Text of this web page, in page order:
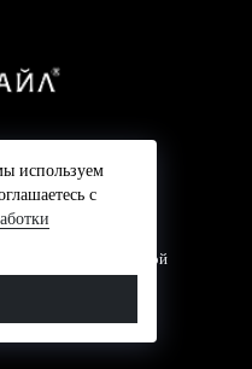
публичной офертой
используем
с